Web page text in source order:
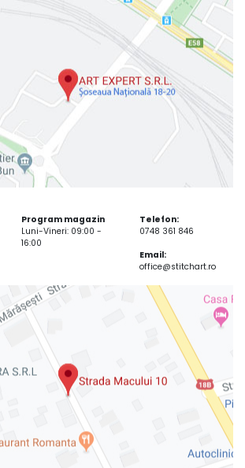
Program magazin
Luni-Vineri: 09:00 -
16:00
Telefon:
0748 361 846
Email:
office@stitchart.ro